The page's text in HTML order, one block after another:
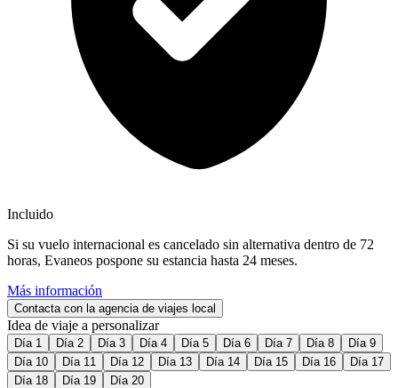
Incluido
Si su vuelo internacional es cancelado sin alternativa dentro de 72
horas, Evaneos pospone su estancia hasta 24 meses.
Más información
Contacta con la agencia de viajes local
Idea de viaje a personalizar
Día 1 Día 2 Día 3 Día 4 Día 5 Día 6 Día 7 Día 8
Día 9
Día 10
Día 11 Día 12 Día 13 Día 14 Día 15 Día 16
Día 17
Día 18
Día 19 Día 20